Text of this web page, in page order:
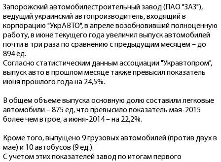
Запорожский автомобилестроительный завод (ПАО "ЗАЗ"),
ведущий украинский автопроизводитель, входящий в
корпорацию "УкрАВТО", в апреле возобновивший полноценную
работу, в июне текущего года увеличил выпуск автомобилей
почти в три раза по сравнению с предыдущим месяцем – до
894 ед.
Согласно статистическим данным ассоциации "Укравтопром",
выпуск авто в прошлом месяце также превысил показатель
июня прошлого года на 24,5%.
В общем объеме выпуска основную долю составили легковые
автомобили – 875 ед, что превысило показатель мая-2015
более чем втрое, а июня-2014 – на 22,2%.
Кроме того, выпущено 9 грузовых автомобилей (против двух в
мае) и 10 автобусов (9 ед.).
С учетом этих показателей завод по итогам первого